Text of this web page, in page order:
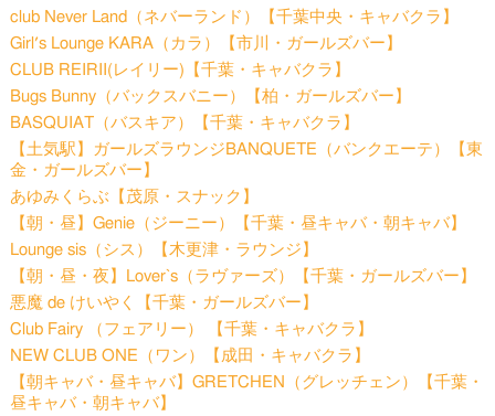
club Never Land（ネバーランド）【千葉中央・キャバクラ】
Girl′s Lounge KARA（カラ）【市川・ガールズバー】
CLUB REIRII(レイリー)【千葉・キャバクラ】
Bugs Bunny（バックスバニー）【柏・ガールズバー】
BASQUIAT（バスキア）【千葉・キャバクラ】
【土気駅】ガールズラウンジBANQUETE（バンクエーテ）【東
金・ガールズバー】
あゆみくらぶ【茂原・スナック】
【朝・昼】Genie（ジーニー）【千葉・昼キャバ・朝キャバ】
Lounge sis（シス）【木更津・ラウンジ】
【朝・昼・夜】Lover`s（ラヴァーズ）【千葉・ガールズバー】
悪魔 de けいやく【千葉・ガールズバー】
Club Fairy （フェアリー） 【千葉・キャバクラ】
NEW CLUB ONE（ワン）【成田・キャバクラ】
【朝キャバ・昼キャバ】GRETCHEN（グレッチェン）【千葉・
昼キャバ・朝キャバ】